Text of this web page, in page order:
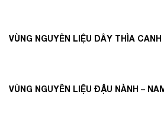
VÙNG NGUYÊN LIỆU DÂY THÌA
VÙNG NGUYÊN LIỆU ĐẬU NÀNH –